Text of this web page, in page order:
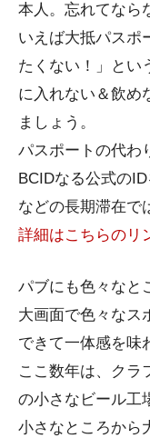
本人。忘れてなら
いえば大抵パスポ
たくない！」とい
に入れない＆飲め
ましょう。
パスポートの代わ
BCIDなる公式の
などの長期滞在で
詳細はこちらのリ
パブにも色々なと
大画面で色々なス
できて一体感を味
ここ数年は、クラ
の小さなビール工
小さなところから